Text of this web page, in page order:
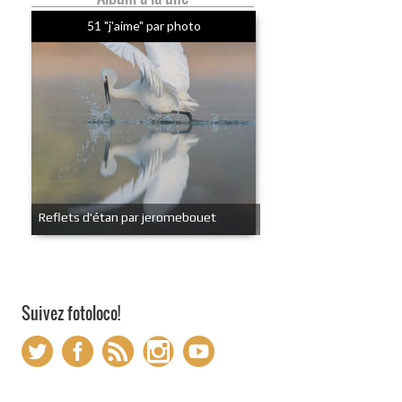
51 "j'aime" par photo
Reflets d'étan par jeromebouet
Suivez fotoloco!